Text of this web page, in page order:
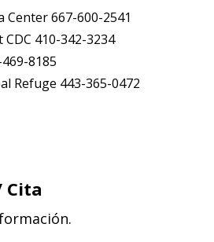
Center 667-600-2541
410-342-3234
469-8185
Refuge 443-365-0472
Cita